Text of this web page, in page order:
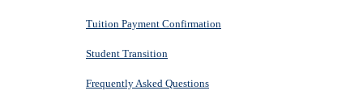
Tuition Payment Confirmation
Student Transition
Frequently Asked Questions